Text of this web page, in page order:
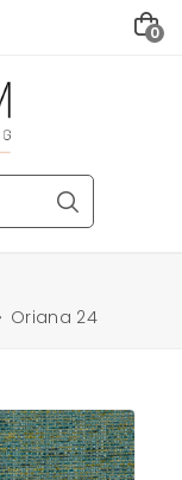
0
Oriana 24